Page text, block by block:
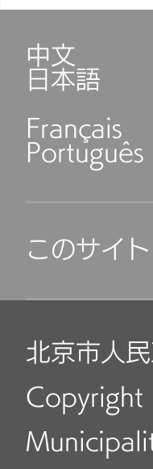
中文
日本語
Français
Português
このサイ
北京市人